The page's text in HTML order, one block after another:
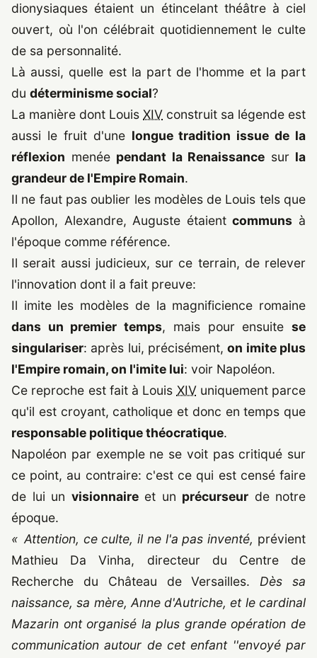
dionysiaques étaient un étincelant théâtre à ciel
ouvert, où l'on célébrait quotidiennement le culte
de sa personnalité.
Là aussi, quelle est la part de l'homme et la part
du déterminisme social?
La manière dont Louis XIV construit sa légende est
aussi le fruit d'une longue tradition issue de la
réflexion menée pendant la Renaissance sur la
grandeur de l'Empire Romain.
Il ne faut pas oublier les modèles de Louis tels que
Apollon, Alexandre, Auguste étaientcommuns à
l'époque comme référence.
Il serait aussi judicieux, sur ce terrain, de relever
l'innovation dont il a fait preuve:
Il imite les modèles de la magnificience romaine
dans un premier temps, mais pour ensuitese
singulariser: après lui, précisément,on imite plus
l'Empire romain, on l'imite lui: voir Napoléon.
Ce reproche est fait à Louis XIVuniquement parce
qu'il est croyant, catholique et donc en temps que
responsable politique théocratique.
Napoléon par exemple ne se voit pas critiqué sur
ce point, au contraire: c'est ce qui est censé faire
de lui un visionnaireet un précurseur de notre
époque.
« Attention, ce culte, il ne l'a pas inventé, prévient
Mathieu Da Vinha, directeur du Centre de
Recherche du Château de Versailles. Dès sa
naissance, sa mère, Anne d'Autriche, et le cardinal
Mazarin ont organisé la plus grande opération de
communication autour de cet enfant ''envoyé par